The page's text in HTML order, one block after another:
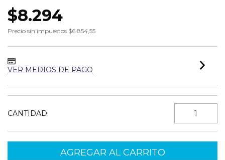
$8.294
Precio sin impuestos $6.854,55
VER MEDIOS DE PAGO
CANTIDAD